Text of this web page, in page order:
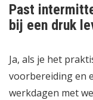
Past
bij een druk
Ja, als je het
voorbereiding en
werkdagen met